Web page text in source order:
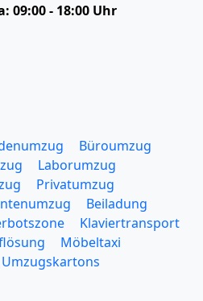
09:00 - 18:00 Uhr
Büroumzug
Laborumzug
Privatumzug
Beiladung
Klaviertransport
Möbeltaxi
Umzugskartons